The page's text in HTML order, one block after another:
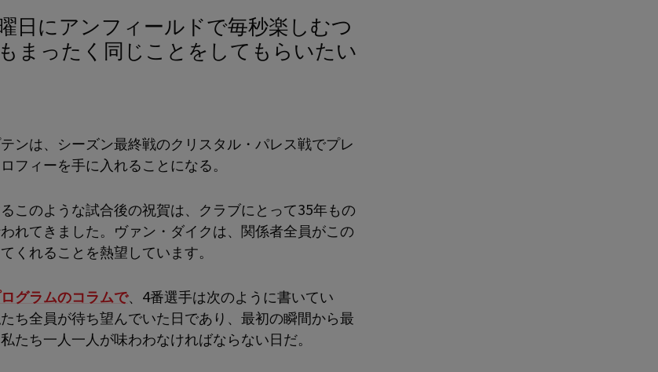
まったく同じことをしてもらいたい
ンは、シーズン最終戦のクリスタル・パレス戦でプレ
フィーを手に入れることになる。
このような試合後の祝賀は、クラブにとって35年もの
れてきました。ヴァン・ダイクは、関係者全員がこの
くれることを熱望しています。
グラムのコラムで、4番選手は次のように書いてい
ち全員が待ち望んでいた日であり、最初の瞬間から最
たち一人一人が味わわなければならない日だ。